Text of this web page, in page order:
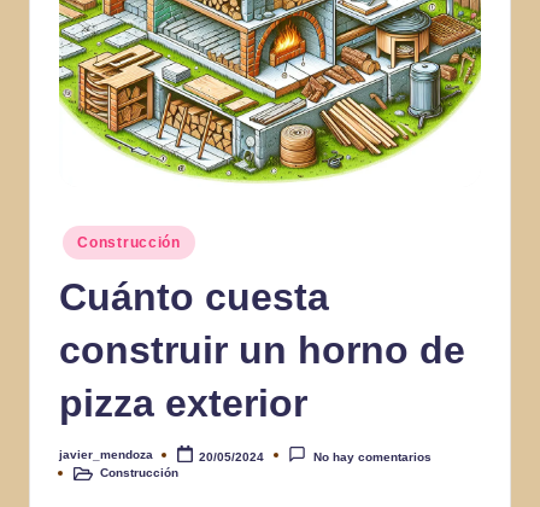
Publicado
en
Construcción
Cuánto cuesta
construir un horno de
pizza exterior
Publicado
por
javier_mendoza 20/05/2024
No hay comentarios
PublicadoConstrucción